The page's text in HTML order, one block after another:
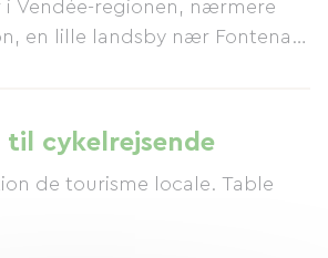
i Vendée-regionen, nærmere
en lille landsby nær Fontenay-
og solrigt mikroklima. Vi er
fra den spektakulære
du Fou.
til cykelrejsende
de tourisme locale. Table